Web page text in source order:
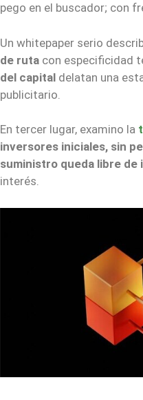
pego en el buscador; con
Un whitepaper serio
de ruta con especificidad
del capital delatan una
publicitario.
En tercer lugar, examino la
inversores iniciales, sin
suministro queda libre de
interés.